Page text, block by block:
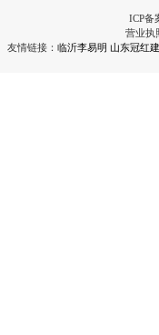
ICP备
营业执
友情链接： 临沂李易明 山东冠红